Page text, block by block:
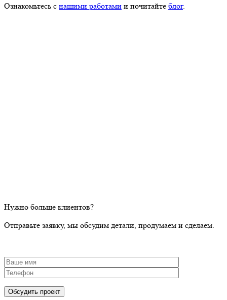
Ознакомьтесь с нашими работами и почитайте блог.
Нужно больше клиентов?
Отправьте заявку, мы обсудим детали, продумаем и сделаем.